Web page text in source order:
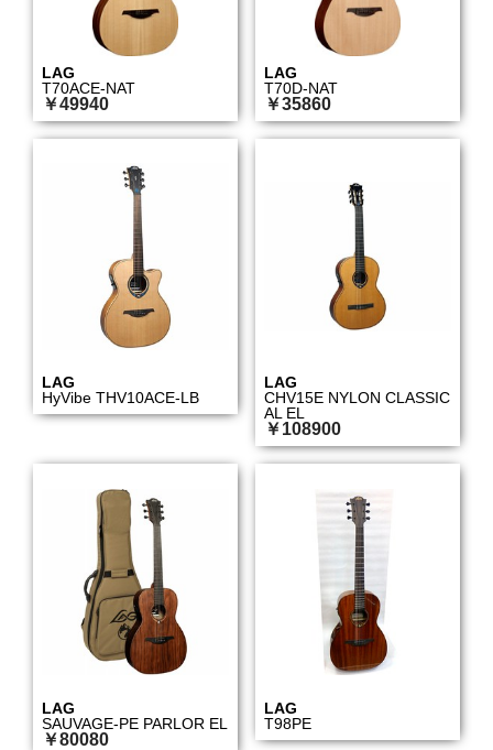
LAG
T70ACE-NAT
￥49940
LAG
T70D-NAT
￥35860
LAG
HyVibe THV10ACE-LB
LAG
CHV15E NYLON CLASSIC
AL EL
￥108900
LAG
SAUVAGE-PE PARLOR EL
￥80080
LAG
T98PE